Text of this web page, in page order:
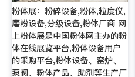
粉体展：粉碎设备,粉体,粒度仪,
磨粉设备,分级设备,粉体厂商 网
上粉体展是中国粉体网主办的粉
体在线展览平台,粉体设备用户
的采购平台,粉体设备、窑炉、
泵阀、粉体产品、助剂等生产厂